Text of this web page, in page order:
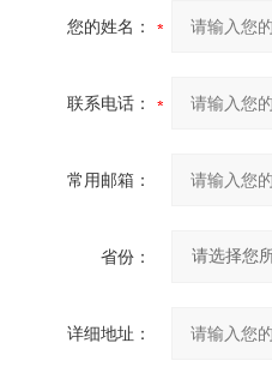
您的姓名：
联系电话：
常用邮箱：
省份：
详细地址：